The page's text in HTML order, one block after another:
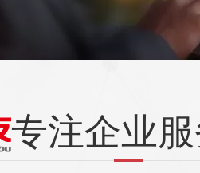
专注企业